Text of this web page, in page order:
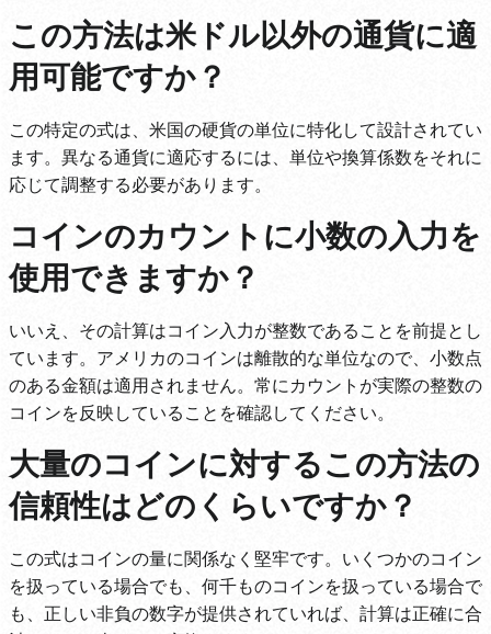
この方法は米ドル以外の通貨に適
用可能ですか？
この特定の式は、米国の硬貨の単位に特化して設計されてい
ます。異なる通貨に適応するには、単位や換算係数をそれに
応じて調整する必要があります。
コインのカウントに小数の入力を
使用できますか？
いいえ、その計算はコイン入力が整数であることを前提とし
ています。アメリカのコインは離散的な単位なので、小数点
のある金額は適用されません。常にカウントが実際の整数の
コインを反映していることを確認してください。
大量のコインに対するこの方法の
信頼性はどのくらいですか？
この式はコインの量に関係なく堅牢です。いくつかのコイン
を扱っている場合でも、何千ものコインを扱っている場合で
も、正しい非負の数字が提供されていれば、計算は正確に合